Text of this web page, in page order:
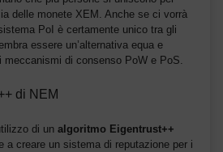
delle monete XEM. Anche se ci vorrà
PoI è certamente unico tra gli
essere un’alternativa equa e
meccanismi di consenso PoW e PoS.
di NEM
di un algoritmo Eigentrust++
a creare un sistema di reputazione per i